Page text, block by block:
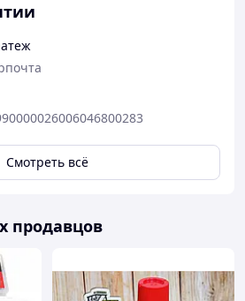
металлических
турбированных котлов»
работы от - 40 + 250
Смотреть всё
продавцов